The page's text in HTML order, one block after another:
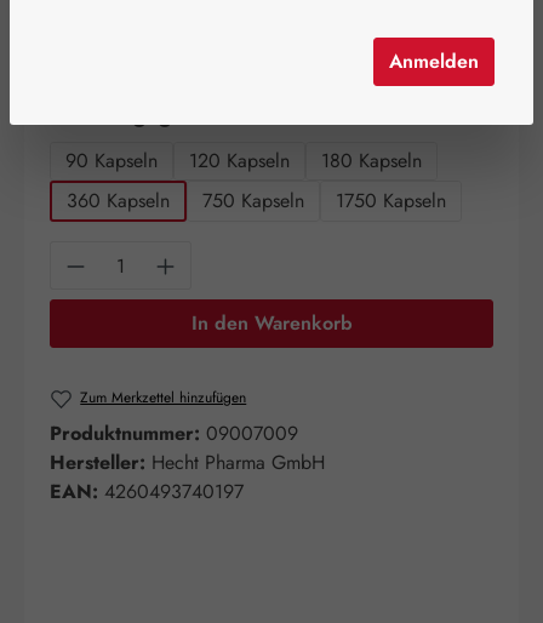
90 Kapseln 120 Kapseln
180 Kapseln
360 Kapseln
750 Kapseln 1750 Kapseln
Produkt Anzahl: Gib den gewünschten
In den Warenkorb
Zum Merkzettel hinzufügen
Produktnummer: 09007009
Hersteller: Hecht Pharma GmbH
EAN: 4260493740197
Anmelden